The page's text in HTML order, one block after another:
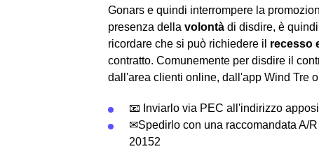
Gonars e quindi interrompere la
presenza della volontà di disdire, è
ricordare che si può richiedere il recesso
contratto. Comunemente per disdire il
dall'area clienti online, dall'app Wind Tre
📧 Inviarlo via PEC all'indirizzo
✉Spedirlo con una raccomandata A/
20152